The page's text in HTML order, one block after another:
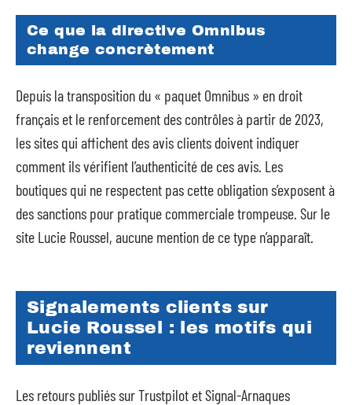
Ce que la directive Omnibus
change concrètement
Depuis la transposition du « paquet Omnibus » en droit
français et le renforcement des contrôles à partir de 2023,
les sites qui affichent des avis clients doivent indiquer
comment ils vérifient l’authenticité de ces avis. Les
boutiques qui ne respectent pas cette obligation s’exposent à
des sanctions pour pratique commerciale trompeuse. Sur le
site Lucie Roussel, aucune mention de ce type n’apparaît.
Signalements clients sur
Lucie Roussel : les motifs qui
reviennent
Les retours publiés sur Trustpilot et Signal-Arnaques